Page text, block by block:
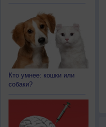
Кто умнее: кошки или
собаки?